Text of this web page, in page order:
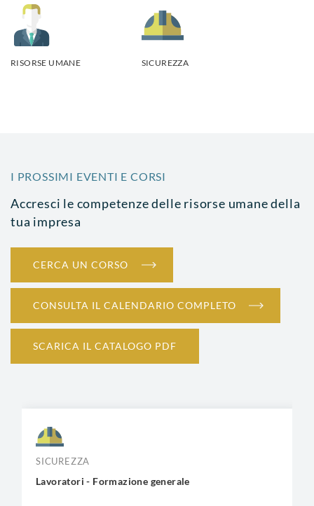
RISORSE UMANE SICUREZZA
I PROSSIMI EVENTI E CORSI
Accresci le competenze delle risorse umane della
tua impresa
CERCA UN CORSO
CONSULTA IL CALENDARIO COMPLETO
SCARICA IL CATALOGO PDF
SICUREZZA
Lavoratori - Formazione generale